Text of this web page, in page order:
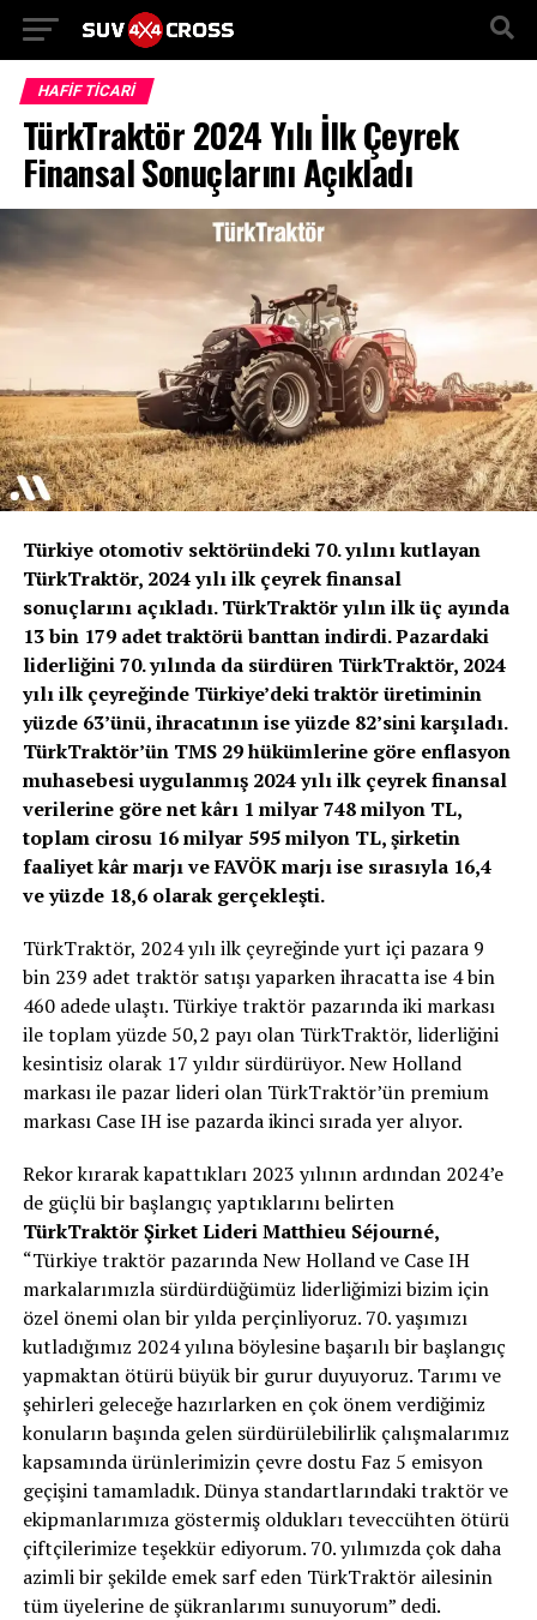
HAFIF TICARI
TürkTraktör 2024 Yılı İlk Çeyrek
Finansal Sonuçlarını Açıkladı
Türkiye otomotiv sektöründeki 70. yılını kutlayan
TürkTraktör, 2024 yılı ilk çeyrek finansal
sonuçlarını açıkladı. TürkTraktör yılın ilk üç ayında
13 bin 179 adet traktörü banttan indirdi. Pazardaki
liderliğini 70. yılında da sürdüren TürkTraktör, 2024
yılı ilk çeyreğinde Türkiye’deki traktör üretiminin
yüzde 63’ünü, ihracatının ise yüzde 82’sini karşıladı.
TürkTraktör’ün TMS 29 hükümlerine göre enflasyon
muhasebesi uygulanmış 2024 yılı ilk çeyrek finansal
verilerine göre net kârı 1 milyar 748 milyon TL,
toplam cirosu 16 milyar 595 milyon TL, şirketin
faaliyet kâr marjı ve FAVÖK marjı ise sırasıyla 16,4
ve yüzde 18,6 olarak gerçekleşti.
TürkTraktör, 2024 yılı ilk çeyreğinde yurt içi pazara 9
bin 239 adet traktör satışı yaparken ihracatta ise 4 bin
460 adede ulaştı. Türkiye traktör pazarında iki markası
ile toplam yüzde 50,2 payı olan TürkTraktör, liderliğini
kesintisiz olarak 17 yıldır sürdürüyor. New Holland
markası ile pazar lideri olan TürkTraktör’ün premium
markası Case IH ise pazarda ikinci sırada yer alıyor.
Rekor kırarak kapattıkları 2023 yılının ardından 2024’e
de güçlü bir başlangıç yaptıklarını belirten
TürkTraktör Şirket Lideri Matthieu Séjourné,
“Türkiye traktör pazarında New Holland ve Case IH
markalarımızla sürdürdüğümüz liderliğimizi bizim için
özel önemi olan bir yılda perçinliyoruz. 70. yaşımızı
kutladığımız 2024 yılına böylesine başarılı bir başlangıç
yapmaktan ötürü büyük bir gurur duyuyoruz. Tarımı ve
şehirleri geleceğe hazırlarken en çok önem verdiğimiz
konuların başında gelen sürdürülebilirlik çalışmalarımız
kapsamında ürünlerimizin çevre dostu Faz 5 emisyon
geçişini tamamladık. Dünya standartlarındaki traktör ve
ekipmanlarımıza göstermiş oldukları teveccühten ötürü
çiftçilerimize teşekkür ediyorum. 70. yılımızda çok daha
azimli bir şekilde emek sarf eden TürkTraktör ailesinin
tüm üyelerine de şükranlarımı sunuyorum” dedi.
Go to mobile version